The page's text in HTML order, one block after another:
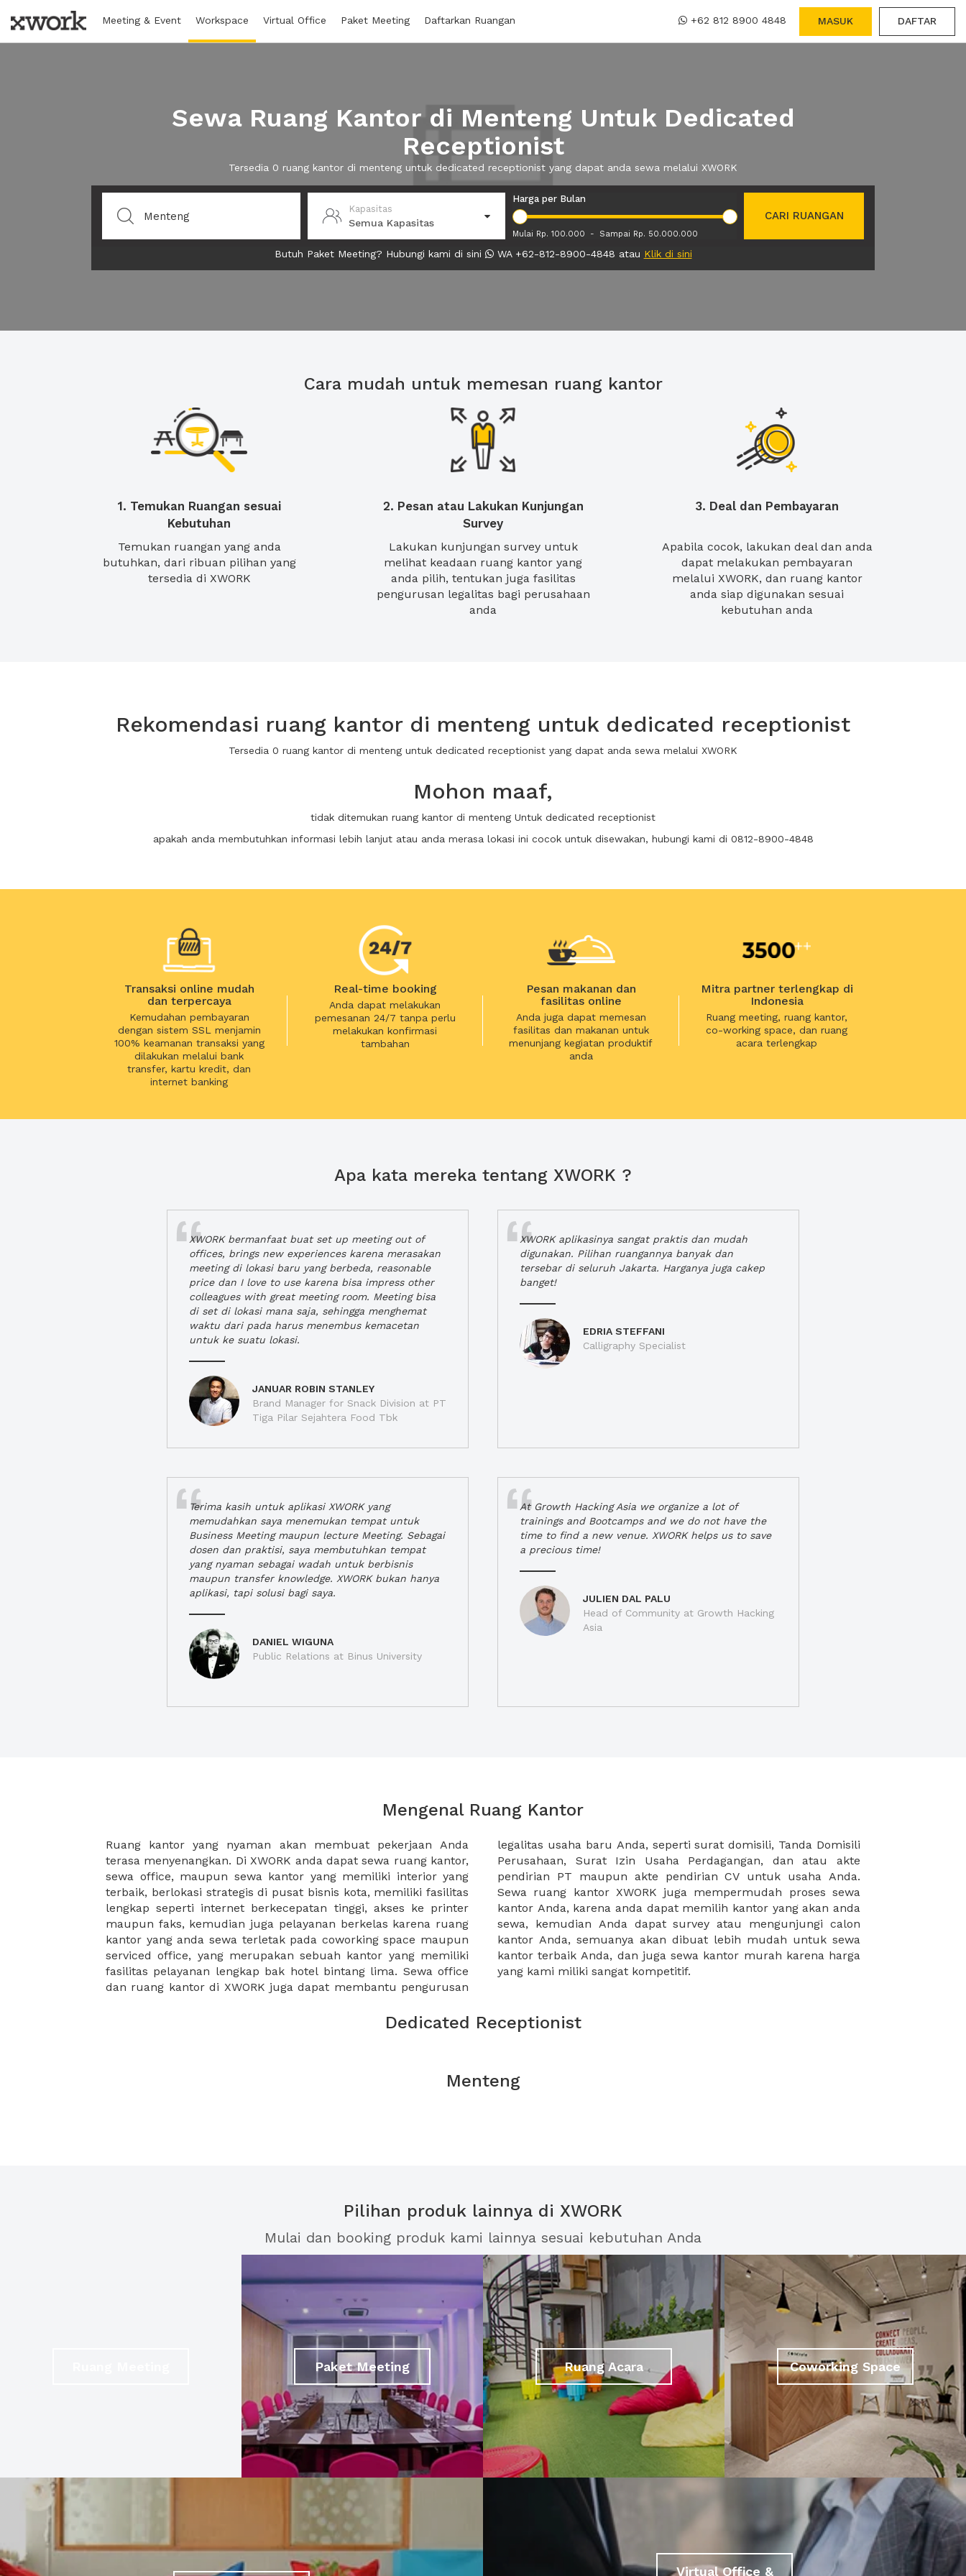
Meeting & Event Workspace Virtual Office Paket Meeting Daftarkan Ruangan +62 812 8900 4848 MASUK DAFTAR
Sewa Ruang Kantor di Menteng Untuk Dedicated
Receptionist
Tersedia 0 ruang kantor di menteng untuk dedicated receptionist yang dapat anda sewa melalui XWORK
Kapasitas
Semua Kapasitas
Harga per Bulan
Mulai Rp. 100.000 - Sampai Rp. 50.000.000
CARI RUANGAN
Butuh Paket Meeting? Hubungi kami di sini WA +62-812-8900-4848 atau Klik di sini
Cara mudah untuk memesan ruang kantor
1. Temukan Ruangan sesuai
Kebutuhan
Temukan ruangan yang anda
butuhkan, dari ribuan pilihan yang
tersedia di XWORK
2. Pesan atau Lakukan Kunjungan
Survey
Lakukan kunjungan survey untuk
melihat keadaan ruang kantor yang
anda pilih, tentukan juga fasilitas
pengurusan legalitas bagi perusahaan
anda
3. Deal dan Pembayaran
Apabila cocok, lakukan deal dan anda
dapat melakukan pembayaran
melalui XWORK, dan ruang kantor
anda siap digunakan sesuai
kebutuhan anda
Rekomendasi ruang kantor di menteng untuk dedicated receptionist
Tersedia 0 ruang kantor di menteng untuk dedicated receptionist yang dapat anda sewa melalui XWORK
Mohon maaf,
tidak ditemukan ruang kantor di menteng Untuk dedicated receptionist
apakah anda membutuhkan informasi lebih lanjut atau anda merasa lokasi ini cocok untuk disewakan, hubungi kami di 0812-8900-4848
Transaksi online mudah
dan terpercaya
Kemudahan pembayaran
dengan sistem SSL menjamin
100% keamanan transaksi yang
dilakukan melalui bank
transfer, kartu kredit, dan
internet banking
Real-time booking
Anda dapat melakukan
pemesanan 24/7 tanpa perlu
melakukan konfirmasi
tambahan
Pesan makanan dan
fasilitas online
Anda juga dapat memesan
fasilitas dan makanan untuk
menunjang kegiatan produktif
anda
Mitra partner terlengkap di
Indonesia
Ruang meeting, ruang kantor,
co-working space, dan ruang
acara terlengkap
Apa kata mereka tentang XWORK ?
XWORK bermanfaat buat set up meeting out of
offices, brings new experiences karena merasakan
meeting di lokasi baru yang berbeda, reasonable
price dan I love to use karena bisa impress other
colleagues with great meeting room. Meeting bisa
di set di lokasi mana saja, sehingga menghemat
waktu dari pada harus menembus kemacetan
untuk ke suatu lokasi.
JANUAR ROBIN STANLEY
Brand Manager for Snack Division at PT
Tiga Pilar Sejahtera Food Tbk
XWORK aplikasinya sangat praktis dan mudah
digunakan. Pilihan ruangannya banyak dan
tersebar di seluruh Jakarta. Harganya juga cakep
banget!
EDRIA STEFFANI
Calligraphy Specialist
Terima kasih untuk aplikasi XWORK yang
memudahkan saya menemukan tempat untuk
Business Meeting maupun lecture Meeting. Sebagai
dosen dan praktisi, saya membutuhkan tempat
yang nyaman sebagai wadah untuk berbisnis
maupun transfer knowledge. XWORK bukan hanya
aplikasi, tapi solusi bagi saya.
DANIEL WIGUNA
Public Relations at Binus University
At Growth Hacking Asia we organize a lot of
trainings and Bootcamps and we do not have the
time to find a new venue. XWORK helps us to save
a precious time!
JULIEN DAL PALU
Head of Community at Growth Hacking
Asia
Mengenal Ruang Kantor
Ruang kantor yang nyaman akan membuat pekerjaan Anda
terasa menyenangkan. Di XWORK anda dapat sewa ruang kantor,
sewa office, maupun sewa kantor yang memiliki interior yang
terbaik, berlokasi strategis di pusat bisnis kota, memiliki fasilitas
lengkap seperti internet berkecepatan tinggi, akses ke printer
maupun faks, kemudian juga pelayanan berkelas karena ruang
kantor yang anda sewa terletak pada coworking space maupun
serviced office, yang merupakan sebuah kantor yang memiliki
fasilitas pelayanan lengkap bak hotel bintang lima. Sewa office
dan ruang kantor di XWORK juga dapat membantu pengurusan
legalitas usaha baru Anda, seperti surat domisili, Tanda Domisili
Perusahaan, Surat Izin Usaha Perdagangan, dan atau akte
pendirian PT maupun akte pendirian CV untuk usaha Anda.
Sewa ruang kantor XWORK juga mempermudah proses sewa
kantor Anda, karena anda dapat memilih kantor yang akan anda
sewa, kemudian Anda dapat survey atau mengunjungi calon
kantor Anda, semuanya akan dibuat lebih mudah untuk sewa
kantor terbaik Anda, dan juga sewa kantor murah karena harga
yang kami miliki sangat kompetitif.
Dedicated Receptionist
Menteng
Pilihan produk lainnya di XWORK
Mulai dan booking produk kami lainnya sesuai kebutuhan Anda
Paket Meeting Ruang Acara Coworking Space
Virtual Office &